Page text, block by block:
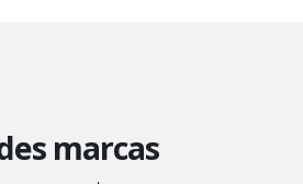
marcas